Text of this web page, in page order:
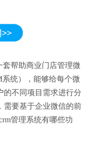
套帮助商业门店管理微
统），能够给每个微
的不同项目需求进行分
需要基于企业微信的前
管理系统有哪些功